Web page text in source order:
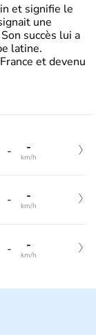
et signifie le
une
succès lui a
latine.
et devenu
- -
km/h
- -
km/h
- -
km/h